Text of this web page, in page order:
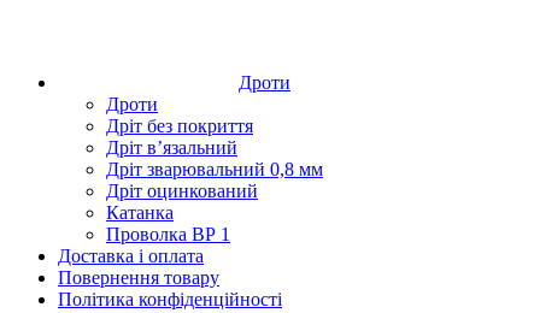
Дроти
Дроти
Дріт без покриття
Дріт в’язальний
Дріт зварювальний 0,8 мм
Дріт оцинкований
Катанка
Проволка ВР 1
Доставка і оплата
Повернення товару
Політика конфіденційності